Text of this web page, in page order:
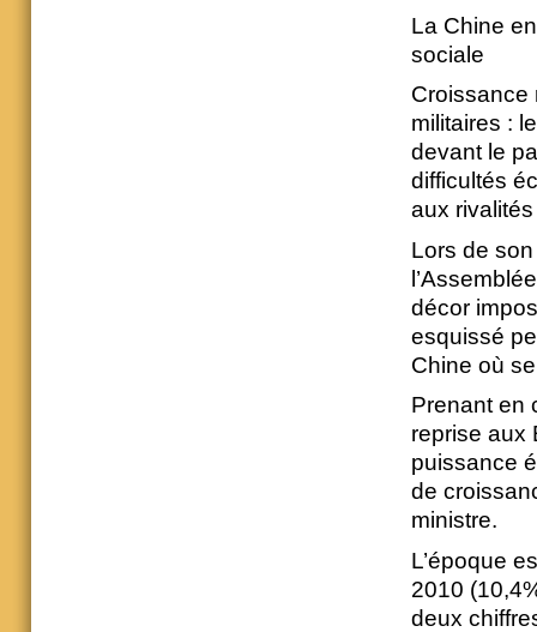
La Chine
sociale
Croissance
militaires :
devant le
difficultés
aux
Lors de
décor
esquissé
Chine où
Prenant en
reprise aux
puissance
de
ministre.
L’époque
2010
deux